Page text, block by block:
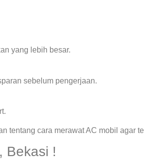
yang lebih besar.
sebelum pengerjaan.
tentang cara merawat AC mobil agar
Bekasi !